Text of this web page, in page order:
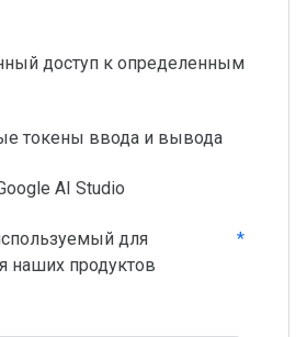
доступ к определенным
токены ввода и вывода
AI Studio
для
наших продуктов
*